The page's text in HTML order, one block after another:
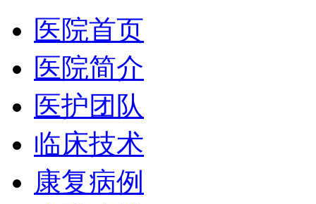
医院首页
医院简介
医护团队
临床技术
康复病例